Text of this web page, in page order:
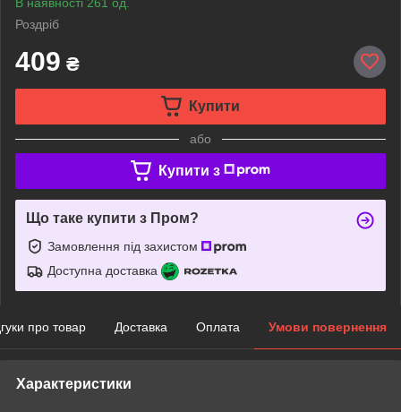
Роздріб
409 ₴
Купити
або
Купити з
Що таке купити з Пром?
Замовлення під захистом
Доступна доставка
про товар Доставка Оплата Умови повернення
Характеристики